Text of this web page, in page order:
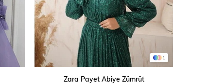
1
Zara Payet Abiye Zümrüt